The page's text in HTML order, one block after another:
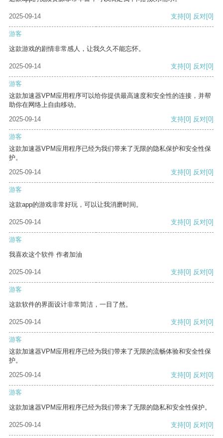
2025-09-14 支持[0] 反对[0]
游客
这款游戏的剧情非常感人，让我久久不能忘怀。
2025-09-14 支持[0] 反对[0]
游客
这款加速器VPM应用程序可以给你提供最高速度和安全性的连接，并帮
助你在网络上自由移动。
2025-09-14
支持[0] 反对[0]
游客
这款加速器VPM应用程序已经为我们带来了无限的隐私保护和安全性保
护。
2025-09-14
支持[0] 反对[0]
游客
这款app的游戏非常好玩，可以让我消磨时间。
2025-09-14 支持[0] 反对[0]
游客
我喜欢这个软件 作者加油
2025-09-14 支持[0] 反对[0]
游客
这款软件的界面设计非常简洁，一目了然。
2025-09-14 支持[0] 反对[0]
游客
这款加速器VPM应用程序已经为我们带来了无限的流畅体验和安全性保
护。
2025-09-14
支持[0] 反对[0]
游客
这款加速器VPM应用程序已经为我们带来了无限的隐私和安全性保护。
2025-09-14 支持[0] 反对[0]